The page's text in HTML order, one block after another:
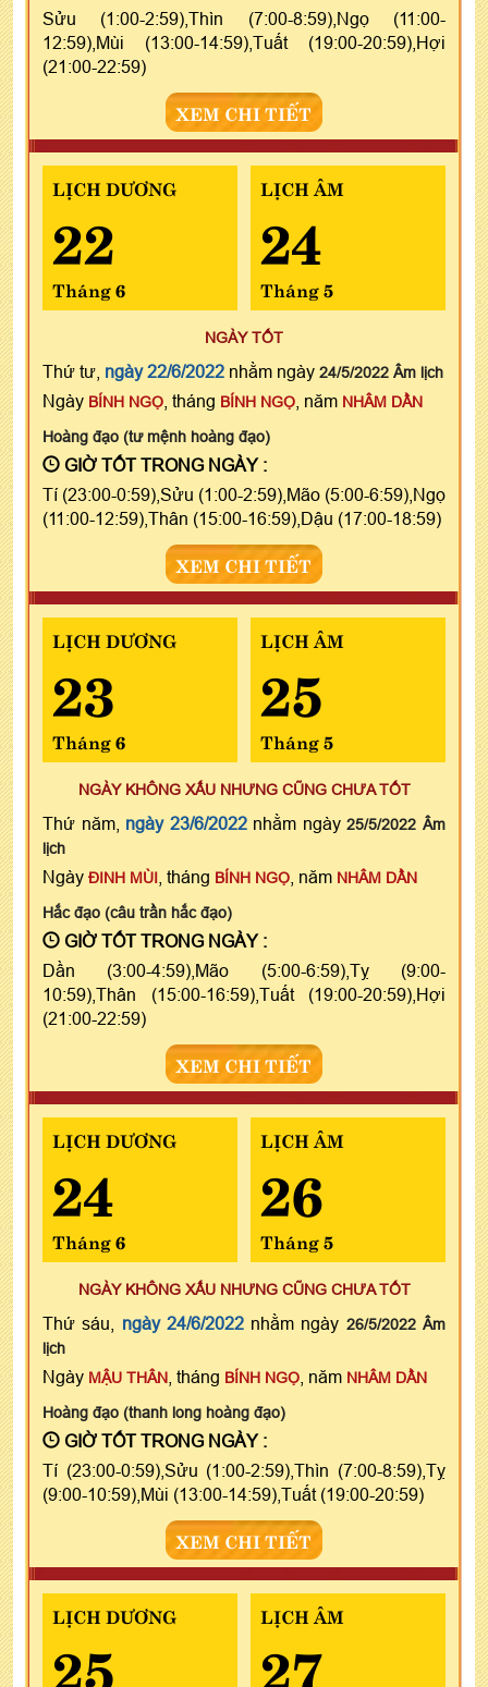
Sửu (1:00-2:59),Thìn (7:00-8:59),Ngọ (11:00-
12:59),Mùi (13:00-14:59),Tuất (19:00-20:59),Hợi
(21:00-22:59)
XEM CHI TIẾT
LỊCH DƯƠNG
22
Tháng 6
LỊCH ÂM
24
Tháng 5
NGÀY TỐT
Thứ tư, ngày 22/6/2022 nhằm ngày 24/5/2022 Âm lịch
Ngày BÍNH NGỌ , tháng BÍNH NGỌ , năm NHÂM DẦN
Hoàng đạo (tư mệnh hoàng đạo)
GIỜ TỐT TRONG NGÀY :
Tí (23:00-0:59),Sửu (1:00-2:59),Mão (5:00-6:59),Ngọ
(11:00-12:59),Thân (15:00-16:59),Dậu (17:00-18:59)
XEM CHI TIẾT
LỊCH DƯƠNG
23
Tháng 6
LỊCH ÂM
25
Tháng 5
NGÀY KHÔNG XẤU NHƯNG CŨNG CHƯA TỐT
Thứ năm, ngày 23/6/2022nhằm ngày25/5/2022 Âm
lịch
Ngày ĐINH MÙI , tháng BÍNH NGỌ , năm NHÂM DẦN
Hắc đạo (câu trần hắc đạo)
GIỜ TỐT TRONG NGÀY :
Dần (3:00-4:59),Mão (5:00-6:59),Tỵ (9:00-
10:59),Thân (15:00-16:59),Tuất (19:00-20:59),Hợi
(21:00-22:59)
XEM CHI TIẾT
LỊCH DƯƠNG
24
Tháng 6
LỊCH ÂM
26
Tháng 5
NGÀY KHÔNG XẤU NHƯNG CŨNG CHƯA TỐT
Thứ sáu, ngày 24/6/2022nhằm ngày 26/5/2022 Âm
lịch
Ngày MẬU THÂN , tháng BÍNH NGỌ , năm NHÂM DẦN
Hoàng đạo (thanh long hoàng đạo)
GIỜ TỐT TRONG NGÀY :
Tí (23:00-0:59),Sửu (1:00-2:59),Thìn (7:00-8:59),Tỵ
(9:00-10:59),Mùi (13:00-14:59),Tuất (19:00-20:59)
XEM CHI TIẾT
LỊCH DƯƠNG
25
LỊCH ÂM
27